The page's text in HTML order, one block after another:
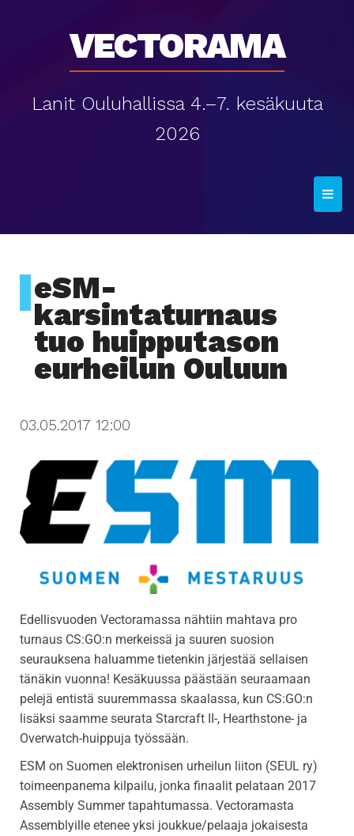
Vectorama
Lanit Ouluhallissa 4.–7. kesäkuuta
2026
T
o
g
eSM-
karsintaturnaus
tuo huipputason
eurheilun Ouluun
03.05.2017 12:00
Edellisvuoden Vectoramassa nähtiin mahtava pro
turnaus CS:GO:n merkeissä ja suuren suosion
seurauksena haluamme tietenkin järjestää sellaisen
tänäkin vuonna! Kesäkuussa päästään seuraamaan
pelejä entistä suuremmassa skaalassa, kun CS:GO:n
lisäksi saamme seurata Starcraft II-, Hearthstone- ja
Overwatch-huippuja työssään.
ESM on Suomen elektronisen urheilun liiton (SEUL ry)
toimeenpanema kilpailu, jonka finaalit pelataan 2017
Assembly Summer tapahtumassa. Vectoramasta
Assemblyille etenee yksi joukkue/pelaaja jokaisesta